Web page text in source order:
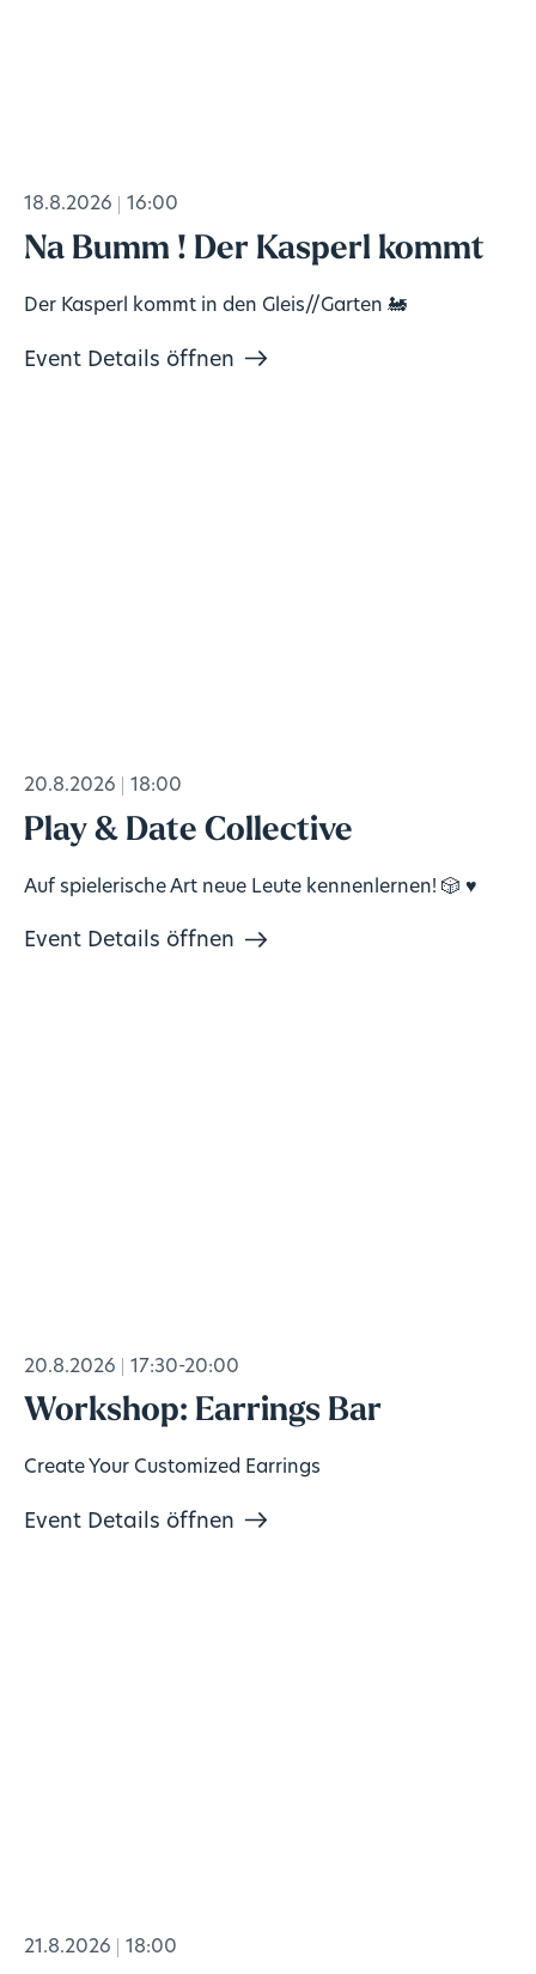
18.8.2026 16:00
Na Bumm ! Der Kasperl kommt
Der Kasperl kommt in den Gleis//Garten 🚂
Event Details öffnen
20.8.2026 18:00
Play & Date Collective
Auf spielerische Art neue Leute kennenlernen! 🎲 ♥️
Event Details öffnen
20.8.2026 17:30-20:00
Workshop: Earrings Bar
Create Your Customized Earrings
Event Details öffnen
21.8.2026 18:00